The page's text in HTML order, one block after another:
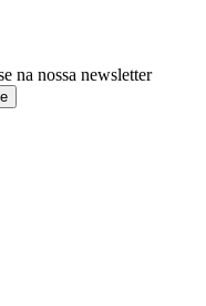
na nossa newsletter